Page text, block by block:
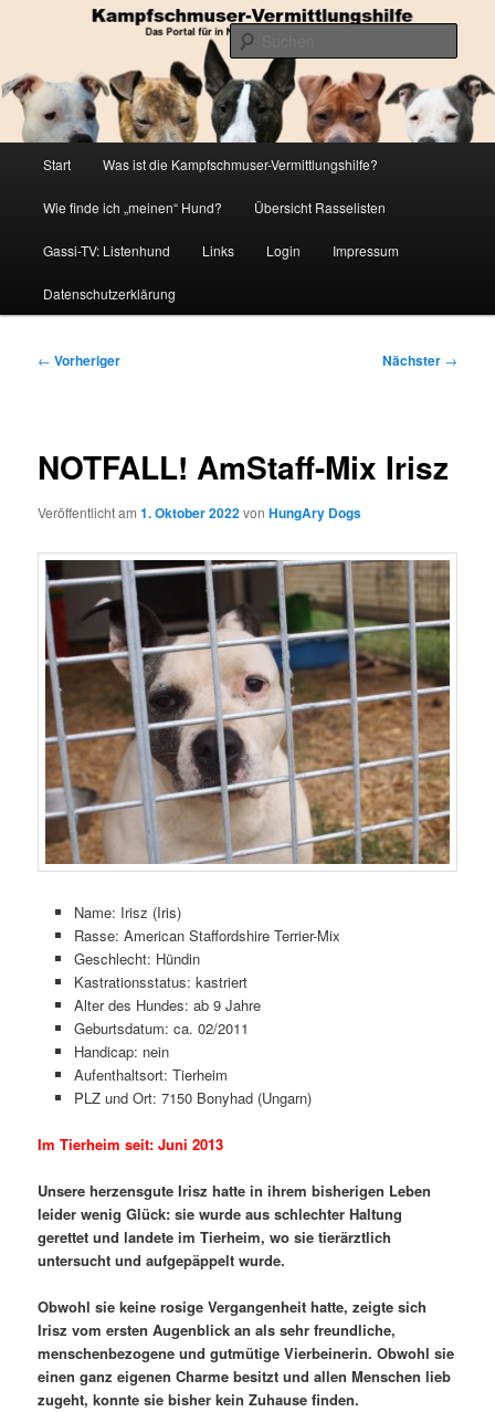
springenKampfschmuser-Vermittlungshilfe
Die Datenbank für in Not geratene Listenhunde
Start Was ist die Kampfschmuser-Vermittlungshilfe?
Wie finde ich „meinen“ Hund? Übersicht Rasselisten
Gassi-TV: Listenhund Links Login Impressum
Datenschutzerklärung
Beitragsnavigation
← Vorheriger Nächster →
NOTFALL! AmStaff-Mix Irisz
Veröffentlicht am1. Oktober 2022vonHungAry Dogs
Name: Irisz (Iris)
Rasse: American Staffordshire Terrier-Mix
Geschlecht: Hündin
Kastrationsstatus: kastriert
Alter des Hundes: ab 9 Jahre
Geburtsdatum: ca. 02/2011
Handicap: nein
Aufenthaltsort: Tierheim
PLZ und Ort: 7150 Bonyhad (Ungarn)
Im Tierheim seit: Juni 2013
Unsere herzensgute Irisz hatte in ihrem bisherigen Leben
leider wenig Glück: sie wurde aus schlechter Haltung
gerettet und landete im Tierheim, wo sie tierärztlich
untersucht und aufgepäppelt wurde.
Obwohl sie keine rosige Vergangenheit hatte, zeigte sich
Irisz vom ersten Augenblick an als sehr freundliche,
menschenbezogene und gutmütige Vierbeinerin. Obwohl sie
einen ganz eigenen Charme besitzt und allen Menschen lieb
zugeht, konnte sie bisher kein Zuhause finden.